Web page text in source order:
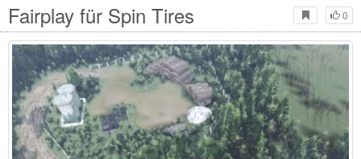
0
Fairplay für Spin Tires